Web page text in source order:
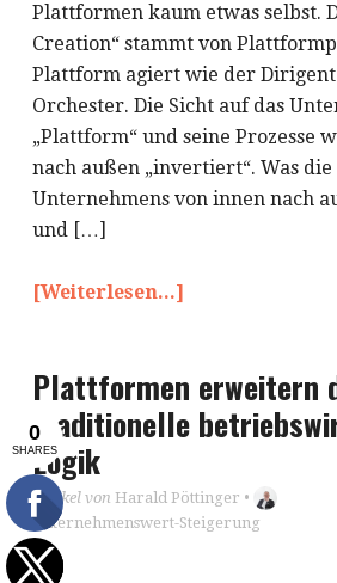
Plattformen kaum etwas selbst.
Creation“ stammt von
Plattform agiert wie der
Orchester. Die Sicht auf das
„Plattform“ und seine Prozesse
nach außen „invertiert“. Was
Unternehmens von innen nach
und […]
[Weiterlesen...]
Plattformen erweitern
traditionelle
Logik
Artikel von Harald Pöttinger •
Unternehmenswert-Steigerung